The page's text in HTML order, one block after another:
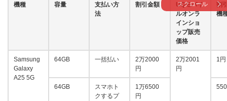
機種 容量
支払い方
法
割引金額
UQモバイ
ルオンラ
インショ
ップ販売
価格
割
機
Samsung
Galaxy
A25 5G
64GB 一括払い
2万2000
円
2万2001
円
1円
64GB
スマホト
クするプ
1万6500
円
スクロール